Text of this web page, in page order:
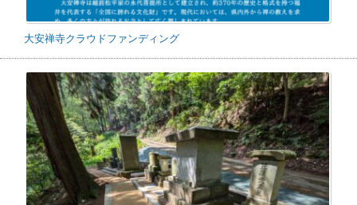
大安禅寺クラウドファンディング